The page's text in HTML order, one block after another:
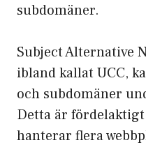
subdomäner.
Subject Alternative
ibland kallat UCC,
och subdomäner
Detta är
hanterar flera